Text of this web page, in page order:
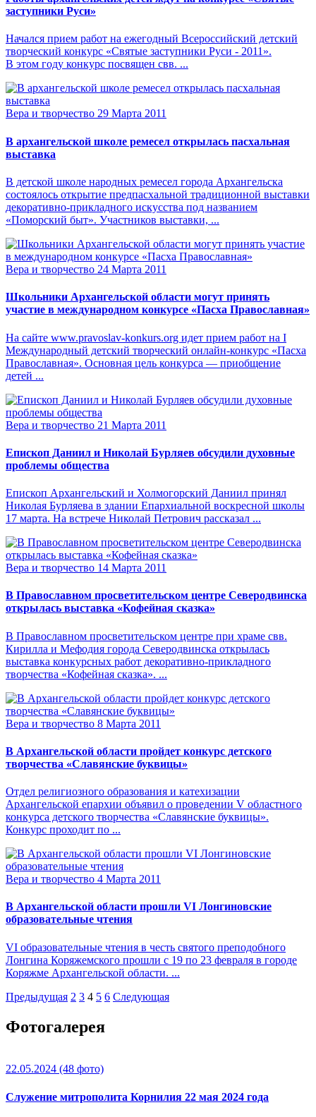
заступники Руси»
Начался прием работ на ежегодный Всероссийский детский
творческий конкурс «Святые заступники Руси - 2011».
В этом году конкурс посвящен свв. ...
Вера и творчество 29 Марта 2011
В архангельской школе ремесел открылась пасхальная
выставка
В детской школе народных ремесел города Архангельска
состоялось открытие предпасхальной традиционной выставки
декоративно-прикладного искусства под названием
«Поморский быт». Участников выставки, ...
Вера и творчество 24 Марта 2011
Школьники Архангельской области могут принять
участие в международном конкурсе «Пасха Православная»
На сайте www.pravoslav-konkurs.org идет прием работ на I
Международный детский творческий онлайн-конкурс «Пасха
Православная». Основная цель конкурса ― приобщение
детей ...
Вера и творчество 21 Марта 2011
Епископ Даниил и Николай Бурляев обсудили духовные
проблемы общества
Епископ Архангельский и Холмогорский Даниил принял
Николая Бурляева в здании Епархиальной воскресной школы
17 марта. На встрече Николай Петрович рассказал ...
Вера и творчество 14 Марта 2011
В Православном просветительском центре Северодвинска
открылась выставка «Кофейная сказка»
В Православном просветительском центре при храме свв.
Кирилла и Мефодия города Северодвинска открылась
выставка конкурсных работ декоративно-прикладного
творчества «Кофейная сказка». ...
Вера и творчество 8 Марта 2011
В Архангельской области пройдет конкурс детского
творчества «Славянские буквицы»
Отдел религиозного образования и катехизации
Архангельской епархии объявил о проведении V областного
конкурса детского творчества «Славянские буквицы».
Конкурс проходит по ...
Вера и творчество 4 Марта 2011
В Архангельской области прошли VI Лонгиновские
образовательные чтения
VI образовательные чтения в честь святого преподобного
Лонгина Коряжемского прошли с 19 по 23 февраля в городе
Коряжме Архангельской области. ...
Предыдущая 2 3 4 5 6 Следующая
Фотогалерея
22.05.2024 (48 фото)
Служение митрополита Корнилия 22 мая 2024 года